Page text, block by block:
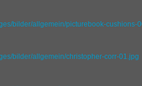
bilder/allgemein/picturebook-cushions-
bilder/allgemein/christopher-corr-01.jpg